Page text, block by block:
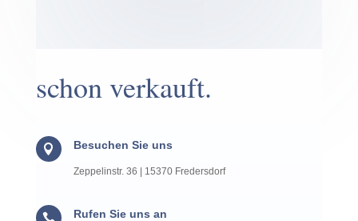
schon verkauft.
 Besuchen Sie uns
Zeppelin­str. 36 | 15370 Fredersdorf
 Rufen Sie uns an